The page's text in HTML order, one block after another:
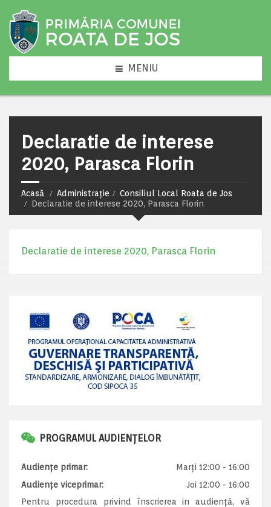
MENIU
Declaratie de interese
2020, Parasca Florin
Acasă Administrație
Consiliul Local Roata de Jos
Declaratie de interese 2020, Parasca Florin
Declaratie de interese 2020, Parasca Florin
PROGRAMUL AUDIENȚELOR
Audiențe primar:
Marți 12:00 - 16:00
Audiențe viceprimar:
Joi 12:00 - 16:00
Pentru procedura privind înscrierea in audiență, vă